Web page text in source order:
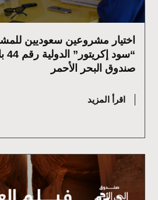
اختيار مشروعين سعوديين
صندوق البحر الأحمر
اقرأ المزيد